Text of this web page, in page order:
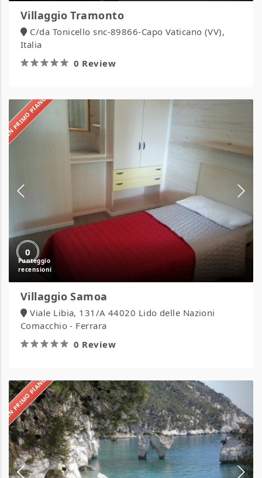
Villaggio Tramonto
C/da Tonicello snc-89866-Capo Vaticano (VV),
Italia
0 Review
IN PRIMO PIANO
0
Samoa
Villaggio Samoa
Viale Libia, 131/A 44020 Lido delle Nazioni
Comacchio - Ferrara
0 Review
IN PRIMO PIANO
Villaggio
Residence
Defensola